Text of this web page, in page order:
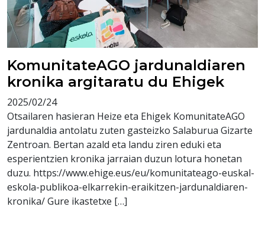
KomunitateAGO jardunaldiaren
kronika argitaratu du Ehigek
2025/02/24
Otsailaren hasieran Heize eta Ehigek KomunitateAGO
jardunaldia antolatu zuten gasteizko Salaburua Gizarte
Zentroan. Bertan azald eta landu ziren eduki eta
esperientzien kronika jarraian duzun lotura honetan
duzu. https://www.ehige.eus/eu/komunitateago-euskal-
eskola-publikoa-elkarrekin-eraikitzen-jardunaldiaren-
kronika/ Gure ikastetxe […]